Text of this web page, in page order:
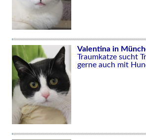
Valentina in
Traumkatze sucht
gerne auch mit